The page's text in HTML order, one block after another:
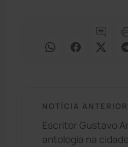
NOTÍCIA ANTERIOR
Escritor Gustavo
antologia na